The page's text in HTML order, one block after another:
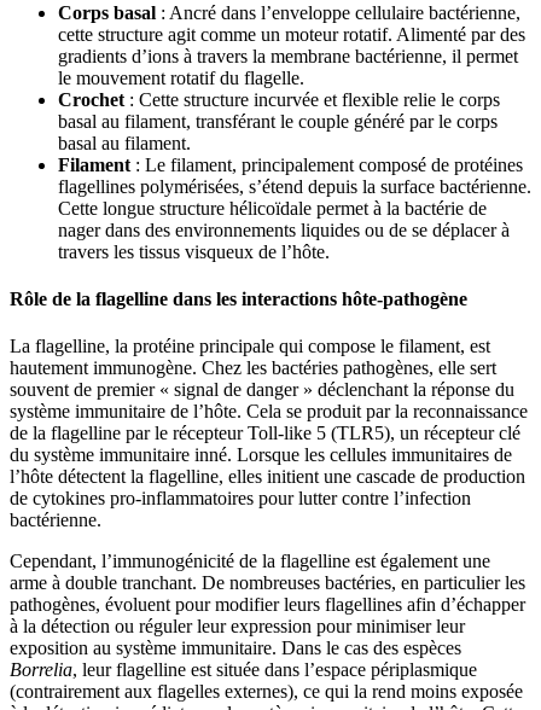
Corps basal : Ancré dans l’enveloppe cellulaire bactérienne,
cette structure agit comme un moteur rotatif. Alimenté par des
gradients d’ions à travers la membrane bactérienne, il permet
le mouvement rotatif du flagelle.
Crochet : Cette structure incurvée et flexible relie le corps
basal au filament, transférant le couple généré par le corps
basal au filament.
Filament : Le filament, principalement composé de protéines
flagellines polymérisées, s’étend depuis la surface bactérienne.
Cette longue structure hélicoïdale permet à la bactérie de
nager dans des environnements liquides ou de se déplacer à
travers les tissus visqueux de l’hôte.
Rôle de la flagelline dans les interactions hôte-pathogène
La flagelline, la protéine principale qui compose le filament, est
hautement immunogène. Chez les bactéries pathogènes, elle sert
souvent de premier « signal de danger » déclenchant la réponse du
système immunitaire de l’hôte. Cela se produit par la reconnaissance
de la flagelline par le récepteur Toll-like 5 (TLR5), un récepteur clé
du système immunitaire inné. Lorsque les cellules immunitaires de
l’hôte détectent la flagelline, elles initient une cascade de production
de cytokines pro-inflammatoires pour lutter contre l’infection
bactérienne.
Cependant, l’immunogénicité de la flagelline est également une
arme à double tranchant. De nombreuses bactéries, en particulier les
pathogènes, évoluent pour modifier leurs flagellines afin d’échapper
à la détection ou réguler leur expression pour minimiser leur
exposition au système immunitaire. Dans le cas des espèces
Borrelia, leur flagelline est située dans l’espace périplasmique
(contrairement aux flagelles externes), ce qui la rend moins exposée